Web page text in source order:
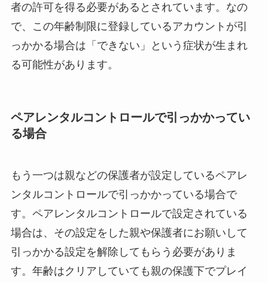
者の許可を得る必要があるとされています。なの
で、この年齢制限に登録しているアカウントが引
っかかる場合は「できない」という症状が生まれ
る可能性があります。
ペアレンタルコントロールで引っかかってい
る場合
もう一つは親などの保護者が設定しているペアレ
ンタルコントロールで引っかかっている場合で
す。ペアレンタルコントロールで設定されている
場合は、その設定をした親や保護者にお願いして
引っかかる設定を解除してもらう必要がありま
す。年齢はクリアしていても親の保護下でプレイ